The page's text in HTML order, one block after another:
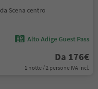
da Scena centro
Alto Adige Guest Pass
Da 176€
1 notte / 2 persone IVA incl.